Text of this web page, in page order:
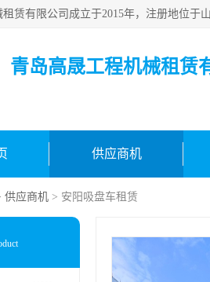
青岛高晟工程机械租赁
供应商机
供应商机 > 安阳吸盘车租赁